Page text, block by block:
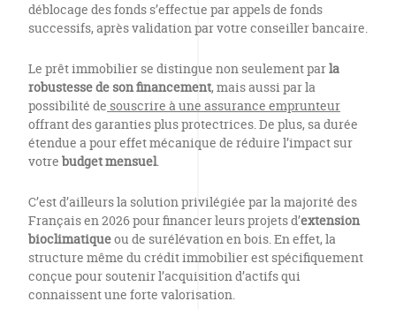
déblocage des fonds s’effectue par appels de fonds
successifs, après validation par votre conseiller bancaire.
Le prêt immobilier se distingue non seulement parla
robustesse de son financement, mais aussi par la
possibilité de souscrire à une assurance emprunteur
offrant des garanties plus protectrices. De plus, sa durée
étendue a pour effet mécanique de réduire l’impact sur
votre budget mensuel.
C’est d’ailleurs la solution privilégiée par la majorité des
Français en 2026 pour financer leurs projets d’extension
bioclimatiqueou de surélévation en bois. En effet, la
structure même du crédit immobilier est spécifiquement
conçue pour soutenir l’acquisition d’actifs qui
connaissent une forte valorisation.